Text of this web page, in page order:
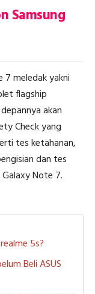
Samsung
7 meledak yakni
flagship
akan
Check yang
tes ketahanan,
dan tes
Note 7.
5s?
Beli ASUS